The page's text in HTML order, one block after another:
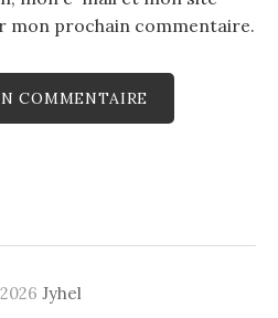
mon prochain commentaire.
Jyhel